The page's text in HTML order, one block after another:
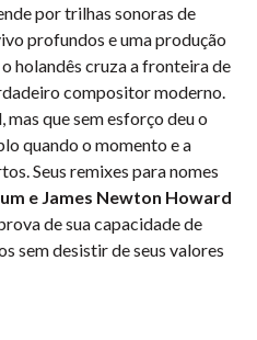
por trilhas sonoras de
profundos e uma produção
holandês cruza a fronteira de
compositor moderno.
que sem esforço deu o
quando o momento e a
Seus remixes para nomes
e James Newton Howard
de sua capacidade de
sem desistir de seus valores